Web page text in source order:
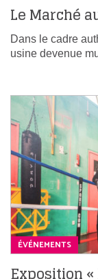
Le Marché
Dans le cadre
usine devenue
ÉVÉNEMENTS